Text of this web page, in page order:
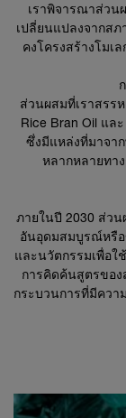
เราพิจารณาส่วน
เปลี่ยนแปลงจากส
คงโครงสร้างโมเ
ส่วนผสมที่เราสรร
Rice Bran Oil แล
ซึ่งมีแหล่งที่มาจา
หลากหลายทา
ภายในปี 2030 ส่วน
อันอุดมสมบูรณ์หรือ
และนวัตกรรมเพื่อใ
การคิดค้นสูตรขอ
กระบวนการที่มีควา